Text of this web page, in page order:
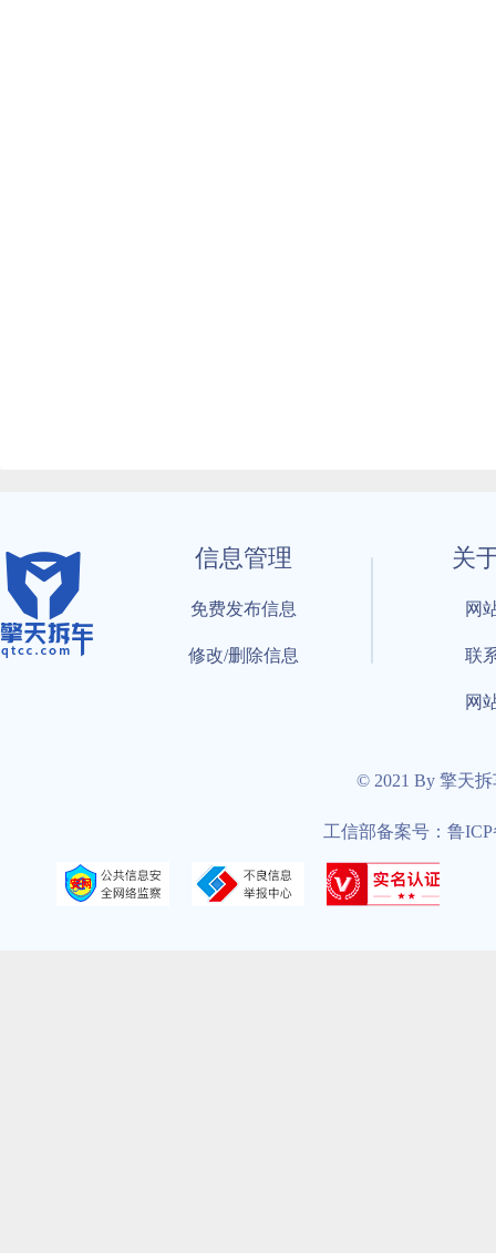
信息管理
免费发布信息
修改/删除信息
关
网
联
网
© 2021 By 擎天
工信部备案号：鲁